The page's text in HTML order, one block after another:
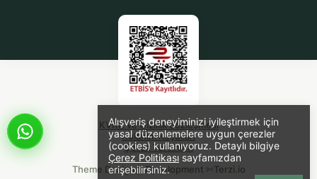
Theme Design & Development ✄Terzi.io
KVKK ve Gizlilik Sözleşmesi
Kulanım Koşulları
Çerez Tercihleri
Alışveriş deneyiminizi iyileştirmek için
yasal düzenlemelere uygun çerezler
(cookies) kullanıyoruz. Detaylı bilgiye
Çerez Politikası sayfamızdan
erişebilirsiniz.